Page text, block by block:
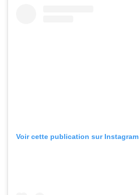
Voir cette publication sur Instagram